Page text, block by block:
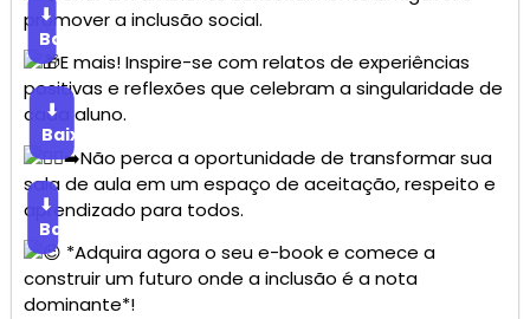
promover a inclusão social.
⬇
Baixar
E mais! Inspire-se com relatos de experiências
positivas e reflexões que celebram a singularidade de
cada aluno.
⬇
Baixar
Não perca a oportunidade de transformar sua
sala de aula em um espaço de aceitação, respeito e
aprendizado para todos.
⬇
Baixar
*Adquira agora o seu e-book e comece a
construir um futuro onde a inclusão é a nota
dominante*!